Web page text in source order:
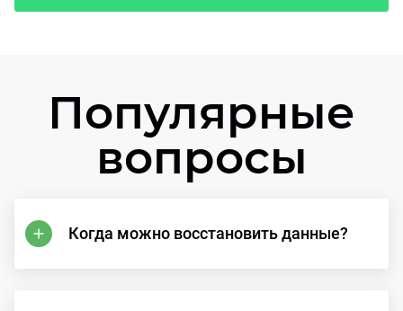
Популярные
вопросы
Когда можно восстановить данные?